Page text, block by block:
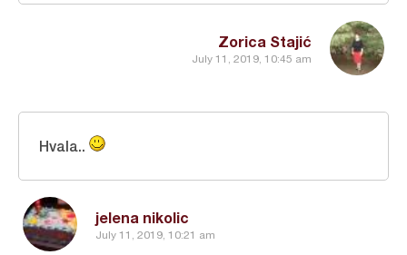
Zorica Stajić
July 11, 2019, 10:45 am
jelena nikolic
July 11, 2019, 10:21 am
Hvala..